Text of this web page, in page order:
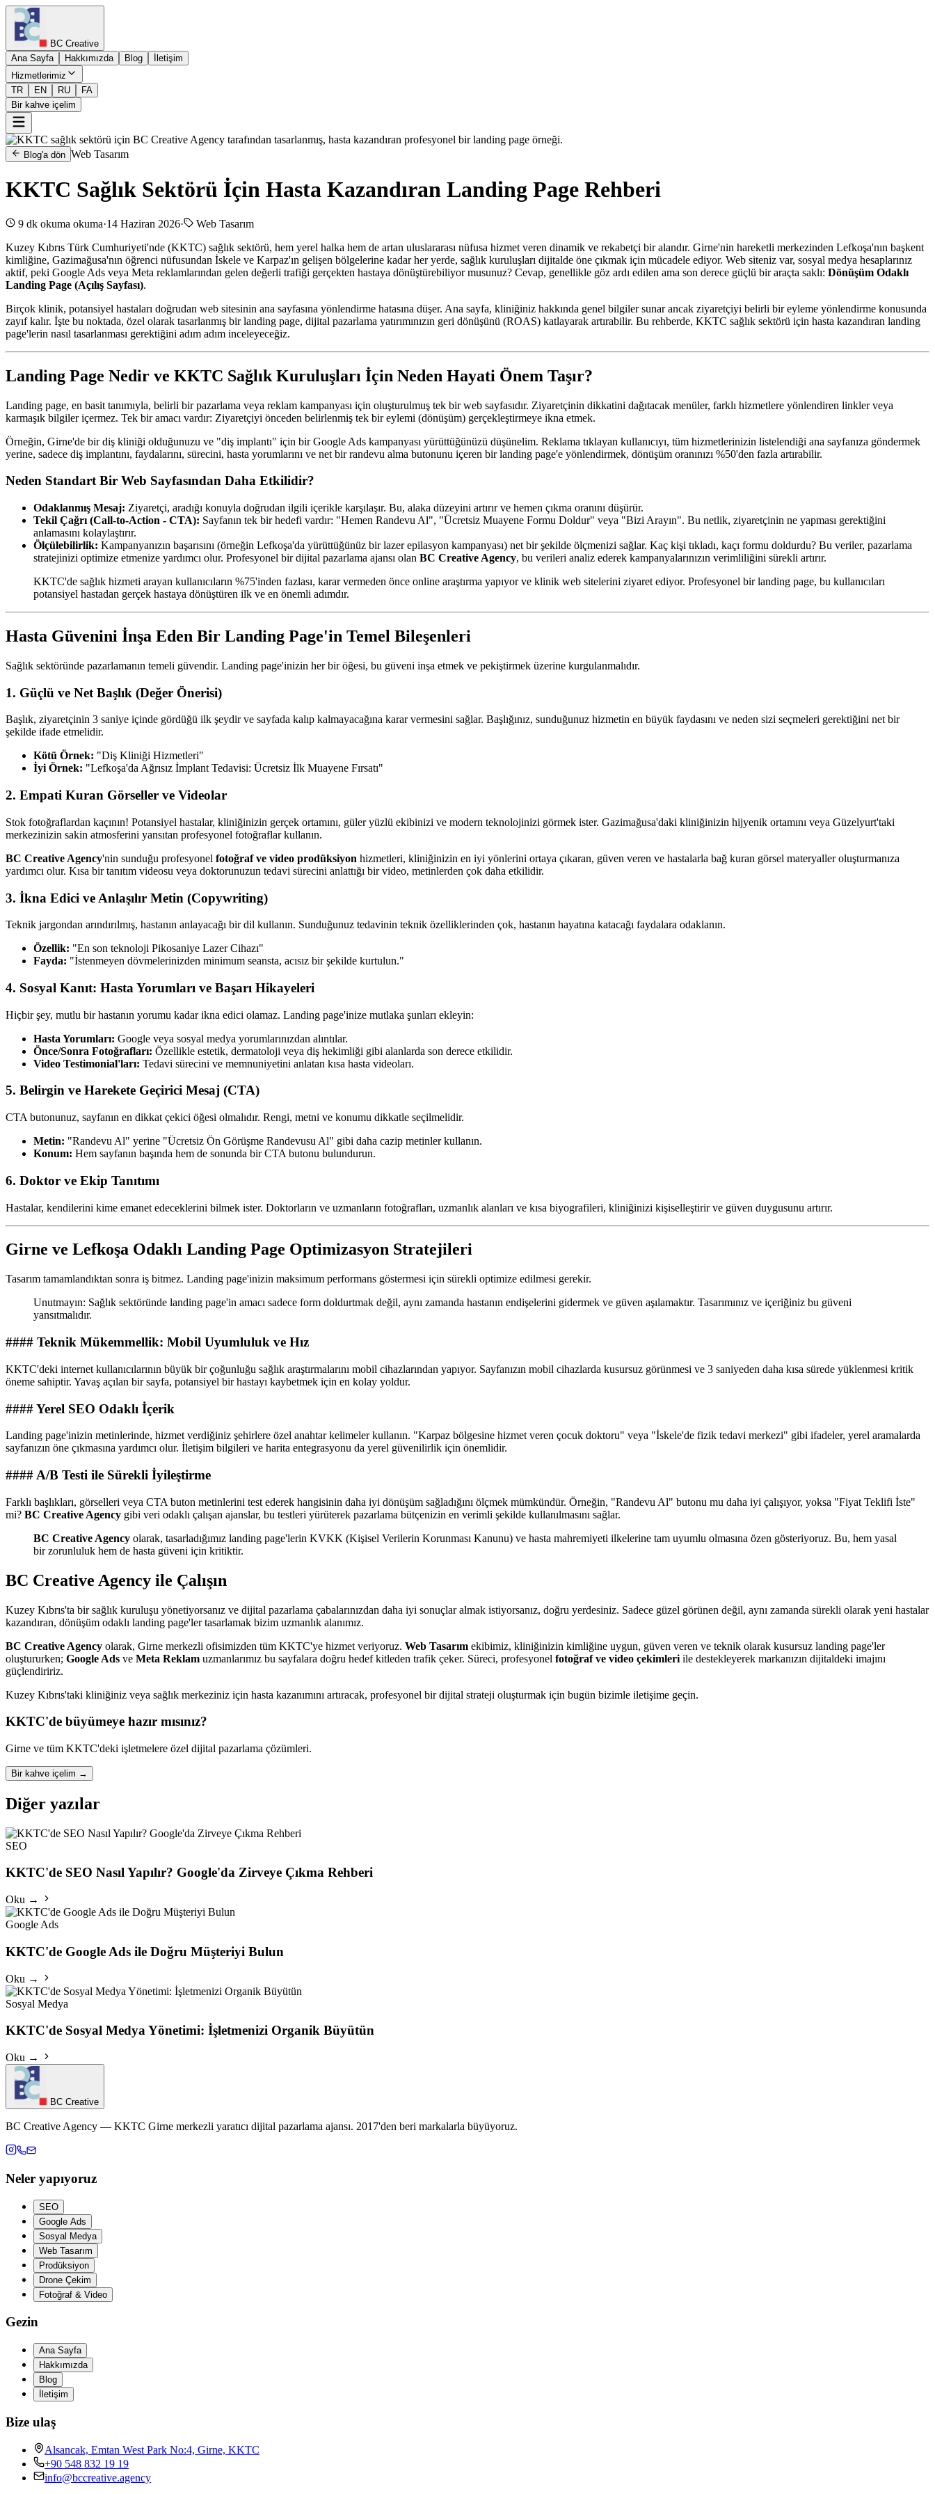
BC Creative
Ana Sayfa
Hakkımızda Blog
İletişim
Hizmetlerimiz
TR
EN RU
FA
Bir kahve içelim
Blog'a dön Web Tasarım
KKTC Sağlık Sektörü İçin Hasta Kazandıran Landing Page Rehberi
9 dk okuma okuma·14 Haziran 2026·
Web Tasarım
Kuzey Kıbrıs Türk Cumhuriyeti'nde (KKTC) sağlık sektörü, hem yerel halka hem de artan uluslararası nüfusa hizmet veren dinamik ve rekabetçi bir alandır. Girne'nin hareketli merkezinden Lefkoşa'nın başkent
kimliğine, Gazimağusa'nın öğrenci nüfusundan İskele ve Karpaz'ın gelişen bölgelerine kadar her yerde, sağlık kuruluşları dijitalde öne çıkmak için mücadele ediyor. Web siteniz var, sosyal medya hesaplarınız
aktif, peki Google Ads veya Meta reklamlarından gelen değerli trafiği gerçekten hastaya dönüştürebiliyor musunuz? Cevap, genellikle göz ardı edilen ama son derece güçlü bir araçta saklı: Dönüşüm Odaklı
Landing Page (Açılış Sayfası).
Birçok klinik, potansiyel hastaları doğrudan web sitesinin ana sayfasına yönlendirme hatasına düşer. Ana sayfa, kliniğiniz hakkında genel bilgiler sunar ancak ziyaretçiyi belirli bir eyleme yönlendirme konusunda
zayıf kalır. İşte bu noktada, özel olarak tasarlanmış bir landing page, dijital pazarlama yatırımınızın geri dönüşünü (ROAS) katlayarak artırabilir. Bu rehberde, KKTC sağlık sektörü için hasta kazandıran landing
page'lerin nasıl tasarlanması gerektiğini adım adım inceleyeceğiz.
Landing Page Nedir ve KKTC Sağlık Kuruluşları İçin Neden Hayati Önem Taşır?
Landing page, en basit tanımıyla, belirli bir pazarlama veya reklam kampanyası için oluşturulmuş tek bir web sayfasıdır. Ziyaretçinin dikkatini dağıtacak menüler, farklı hizmetlere yönlendiren linkler veya
karmaşık bilgiler içermez. Tek bir amacı vardır: Ziyaretçiyi önceden belirlenmiş tek bir eylemi (dönüşüm) gerçekleştirmeye ikna etmek.
Örneğin, Girne'de bir diş kliniği olduğunuzu ve "diş implantı" için bir Google Ads kampanyası yürüttüğünüzü düşünelim. Reklama tıklayan kullanıcıyı, tüm hizmetlerinizin listelendiği ana sayfanıza göndermek
yerine, sadece diş implantını, faydalarını, sürecini, hasta yorumlarını ve net bir randevu alma butonunu içeren bir landing page'e yönlendirmek, dönüşüm oranınızı %50'den fazla artırabilir.
Neden Standart Bir Web Sayfasından Daha Etkilidir?
Odaklanmış Mesaj: Ziyaretçi, aradığı konuyla doğrudan ilgili içerikle karşılaşır. Bu, alaka düzeyini artırır ve hemen çıkma oranını düşürür.
Tekil Çağrı (Call-to-Action - CTA): Sayfanın tek bir hedefi vardır: "Hemen Randevu Al", "Ücretsiz Muayene Formu Doldur" veya "Bizi Arayın". Bu netlik, ziyaretçinin ne yapması gerektiğini
anlamasını kolaylaştırır.
Ölçülebilirlik: Kampanyanızın başarısını (örneğin Lefkoşa'da yürüttüğünüz bir lazer epilasyon kampanyası) net bir şekilde ölçmenizi sağlar. Kaç kişi tıkladı, kaçı formu doldurdu? Bu veriler, pazarlama
stratejinizi optimize etmenize yardımcı olur. Profesyonel bir dijital pazarlama ajansı olan BC Creative Agency, bu verileri analiz ederek kampanyalarınızın verimliliğini sürekli artırır.
KKTC'de sağlık hizmeti arayan kullanıcıların %75'inden fazlası, karar vermeden önce online araştırma yapıyor ve klinik web sitelerini ziyaret ediyor. Profesyonel bir landing page, bu kullanıcıları
potansiyel hastadan gerçek hastaya dönüştüren ilk ve en önemli adımdır.
Hasta Güvenini İnşa Eden Bir Landing Page'in Temel Bileşenleri
Sağlık sektöründe pazarlamanın temeli güvendir. Landing page'inizin her bir öğesi, bu güveni inşa etmek ve pekiştirmek üzerine kurgulanmalıdır.
1. Güçlü ve Net Başlık (Değer Önerisi)
Başlık, ziyaretçinin 3 saniye içinde gördüğü ilk şeydir ve sayfada kalıp kalmayacağına karar vermesini sağlar. Başlığınız, sunduğunuz hizmetin en büyük faydasını ve neden sizi seçmeleri gerektiğini net bir
şekilde ifade etmelidir.
Kötü Örnek: "Diş Kliniği Hizmetleri"
İyi Örnek: "Lefkoşa'da Ağrısız İmplant Tedavisi: Ücretsiz İlk Muayene Fırsatı"
2. Empati Kuran Görseller ve Videolar
Stok fotoğraflardan kaçının! Potansiyel hastalar, kliniğinizin gerçek ortamını, güler yüzlü ekibinizi ve modern teknolojinizi görmek ister. Gazimağusa'daki kliniğinizin hijyenik ortamını veya Güzelyurt'taki
merkezinizin sakin atmosferini yansıtan profesyonel fotoğraflar kullanın.
BC Creative Agency'nin sunduğu profesyonel fotoğraf ve video prodüksiyon hizmetleri, kliniğinizin en iyi yönlerini ortaya çıkaran, güven veren ve hastalarla bağ kuran görsel materyaller oluşturmanıza
yardımcı olur. Kısa bir tanıtım videosu veya doktorunuzun tedavi sürecini anlattığı bir video, metinlerden çok daha etkilidir.
3. İkna Edici ve Anlaşılır Metin (Copywriting)
Teknik jargondan arındırılmış, hastanın anlayacağı bir dil kullanın. Sunduğunuz tedavinin teknik özelliklerinden çok, hastanın hayatına katacağı faydalara odaklanın.
Özellik: "En son teknoloji Pikosaniye Lazer Cihazı"
Fayda: "İstenmeyen dövmelerinizden minimum seansta, acısız bir şekilde kurtulun."
4. Sosyal Kanıt: Hasta Yorumları ve Başarı Hikayeleri
Hiçbir şey, mutlu bir hastanın yorumu kadar ikna edici olamaz. Landing page'inize mutlaka şunları ekleyin:
Hasta Yorumları: Google veya sosyal medya yorumlarınızdan alıntılar.
Önce/Sonra Fotoğrafları: Özellikle estetik, dermatoloji veya diş hekimliği gibi alanlarda son derece etkilidir.
Video Testimonial'ları: Tedavi sürecini ve memnuniyetini anlatan kısa hasta videoları.
5. Belirgin ve Harekete Geçirici Mesaj (CTA)
CTA butonunuz, sayfanın en dikkat çekici öğesi olmalıdır. Rengi, metni ve konumu dikkatle seçilmelidir.
Metin: "Randevu Al" yerine "Ücretsiz Ön Görüşme Randevusu Al" gibi daha cazip metinler kullanın.
Konum: Hem sayfanın başında hem de sonunda bir CTA butonu bulundurun.
6. Doktor ve Ekip Tanıtımı
Hastalar, kendilerini kime emanet edeceklerini bilmek ister. Doktorların ve uzmanların fotoğrafları, uzmanlık alanları ve kısa biyografileri, kliniğinizi kişiselleştirir ve güven duygusunu artırır.
Girne ve Lefkoşa Odaklı Landing Page Optimizasyon Stratejileri
Tasarım tamamlandıktan sonra iş bitmez. Landing page'inizin maksimum performans göstermesi için sürekli optimize edilmesi gerekir.
Unutmayın: Sağlık sektöründe landing page'in amacı sadece form doldurtmak değil, aynı zamanda hastanın endişelerini gidermek ve güven aşılamaktır. Tasarımınız ve içeriğiniz bu güveni
yansıtmalıdır.
#### Teknik Mükemmellik: Mobil Uyumluluk ve Hız
KKTC'deki internet kullanıcılarının büyük bir çoğunluğu sağlık araştırmalarını mobil cihazlarından yapıyor. Sayfanızın mobil cihazlarda kusursuz görünmesi ve 3 saniyeden daha kısa sürede yüklenmesi kritik
öneme sahiptir. Yavaş açılan bir sayfa, potansiyel bir hastayı kaybetmek için en kolay yoldur.
#### Yerel SEO Odaklı İçerik
Landing page'inizin metinlerinde, hizmet verdiğiniz şehirlere özel anahtar kelimeler kullanın. "Karpaz bölgesine hizmet veren çocuk doktoru" veya "İskele'de fizik tedavi merkezi" gibi ifadeler, yerel aramalarda
sayfanızın öne çıkmasına yardımcı olur. İletişim bilgileri ve harita entegrasyonu da yerel güvenilirlik için önemlidir.
#### A/B Testi ile Sürekli İyileştirme
Farklı başlıkları, görselleri veya CTA buton metinlerini test ederek hangisinin daha iyi dönüşüm sağladığını ölçmek mümkündür. Örneğin, "Randevu Al" butonu mu daha iyi çalışıyor, yoksa "Fiyat Teklifi İste"
mi? BC Creative Agency gibi veri odaklı çalışan ajanslar, bu testleri yürüterek pazarlama bütçenizin en verimli şekilde kullanılmasını sağlar.
BC Creative Agency olarak, tasarladığımız landing page'lerin KVKK (Kişisel Verilerin Korunması Kanunu) ve hasta mahremiyeti ilkelerine tam uyumlu olmasına özen gösteriyoruz. Bu, hem yasal
bir zorunluluk hem de hasta güveni için kritiktir.
BC Creative Agency ile Çalışın
Kuzey Kıbrıs'ta bir sağlık kuruluşu yönetiyorsanız ve dijital pazarlama çabalarınızdan daha iyi sonuçlar almak istiyorsanız, doğru yerdesiniz. Sadece güzel görünen değil, aynı zamanda sürekli olarak yeni hastalar
kazandıran, dönüşüm odaklı landing page'ler tasarlamak bizim uzmanlık alanımız.
BC Creative Agency olarak, Girne merkezli ofisimizden tüm KKTC'ye hizmet veriyoruz. Web Tasarım ekibimiz, kliniğinizin kimliğine uygun, güven veren ve teknik olarak kusursuz landing page'ler
oluştururken; Google Ads ve Meta Reklam uzmanlarımız bu sayfalara doğru hedef kitleden trafik çeker. Süreci, profesyonel fotoğraf ve video çekimleri ile destekleyerek markanızın dijitaldeki imajını
güçlendiririz.
Kuzey Kıbrıs'taki kliniğiniz veya sağlık merkeziniz için hasta kazanımını artıracak, profesyonel bir dijital strateji oluşturmak için bugün bizimle iletişime geçin.
KKTC'de büyümeye hazır mısınız?
Girne ve tüm KKTC'deki işletmelere özel dijital pazarlama çözümleri.
Bir kahve içelim →
Diğer yazılar
SEO
KKTC'de SEO Nasıl Yapılır? Google'da Zirveye Çıkma Rehberi
Oku →
Google Ads
KKTC'de Google Ads ile Doğru Müşteriyi Bulun
Oku →
Sosyal Medya
KKTC'de Sosyal Medya Yönetimi: İşletmenizi Organik Büyütün
Oku →
BC Creative
BC Creative Agency — KKTC Girne merkezli yaratıcı dijital pazarlama ajansı. 2017'den beri markalarla büyüyoruz.
Neler yapıyoruz
SEO
Google Ads
Sosyal Medya
Web Tasarım
Prodüksiyon
Drone Çekim
Fotoğraf & Video
Gezin
Ana Sayfa
Hakkımızda
Blog
İletişim
Bize ulaş
Alsancak, Emtan West Park No:4, Girne, KKTC
+90 548 832 19 19
info@bccreative.agency